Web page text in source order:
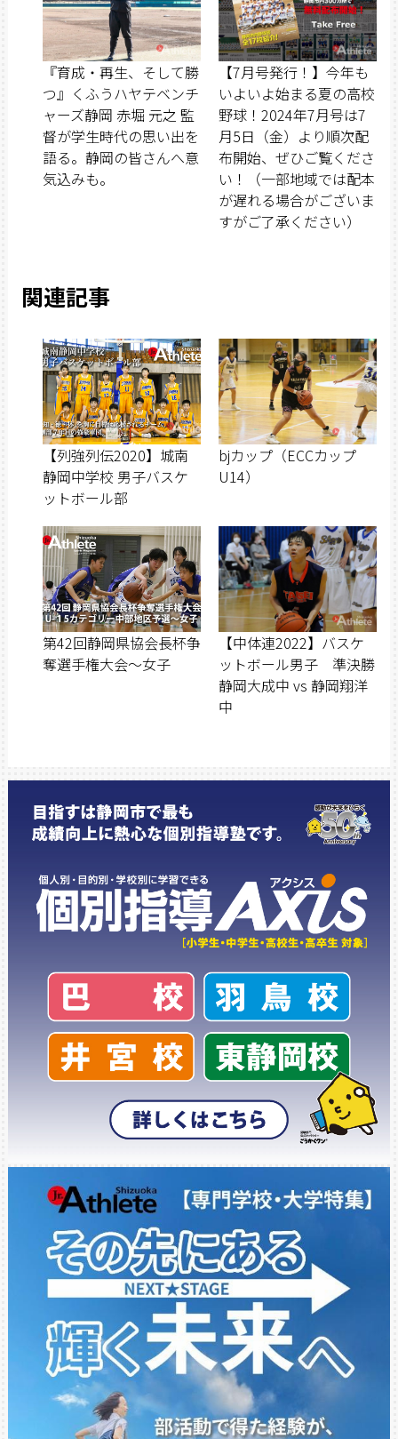
『育成・再生、そして勝
つ』くふうハヤテベンチ
ャーズ静岡 赤堀 元之 監
督が学生時代の思い出を
語る。静岡の皆さんへ意
気込みも。
【7月号発行！】今年も
いよいよ始まる夏の高校
野球！2024年7月号は7
月5日（金）より順次配
布開始、ぜひご覧くださ
い！（一部地域では配本
が遅れる場合がございま
すがご了承ください）
関連記事
【列強列伝2020】城南
静岡中学校 男子バスケ
ットボール部
bjカップ（ECCカップ
U14）
第42回静岡県協会長杯争
奪選手権大会〜女子
【中体連2022】バスケ
ットボール男子 準決勝
静岡大成中 vs 静岡翔洋
中